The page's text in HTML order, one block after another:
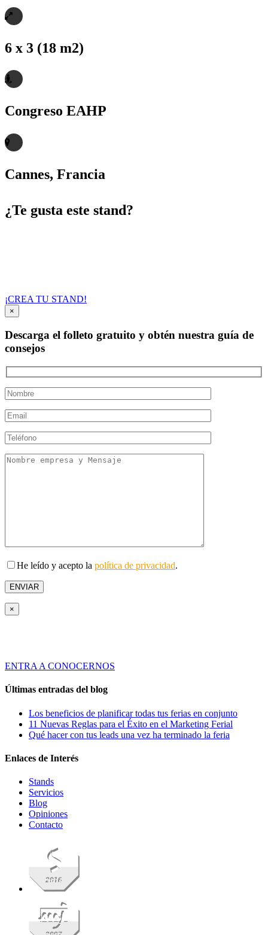
6 x 3 (18 m2)
Congreso EAHP
Cannes, Francia
¿Te gusta este stand?
¡CREA TU STAND!
×
Descarga el folleto gratuito y obtén nuestra guía de
consejos
He leído y acepto la política de privacidad.
×
ENTRA A CONOCERNOS
Últimas entradas del blog
Los beneficios de planificar todas tus ferias en conjunto
11 Nuevas Reglas para el Éxito en el Marketing Ferial
Qué hacer con tus leads una vez ha terminado la feria
Enlaces de Interés
Stands
Servicios
Blog
Opiniones
Contacto